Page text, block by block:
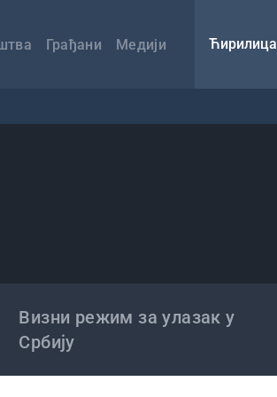
Грађани Медији Ћирилица
Визни режим за улазак у
Србију